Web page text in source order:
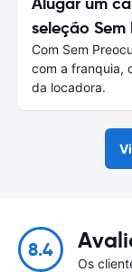
seleção
Com Sem
com a franquia,
da locadora.
8.4
Os